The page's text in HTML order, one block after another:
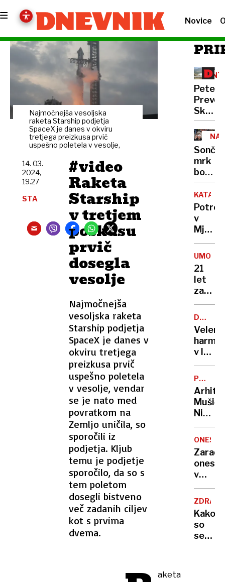
Novice
Najmočnejša vesoljska
raketa Starship podjetja
SpaceX je danes v okviru
tretjega preizkusa prvič
uspešno poletela v vesolje,
#video
Raketa
Starship
v tretjem
poskusu
prvič
dosegla
vesolje
Najmočnejša
vesoljska raketa
Starship podjetja
SpaceX je danes v
okviru tretjega
preizkusa prvič
uspešno poletela
v vesolje, vendar
se je nato med
povratkom na
Zemljo uničila, so
sporočili iz
podjetja. Kljub
temu je podjetje
sporočilo, da so s
tem poletom
dosegli bistveno
več zadanih ciljev
kot s prvima
dvema.
14. 03.
2024,
19.27
STA
aketa
Peter
Prevc:
policaji
niso
dela
mrk
bodo
ovirali
oblaki
Potres
v
že
več
kot
1000
žrtev
UMOR
21
let
Bančni
s
pasom
zadavil
ženo
v lov
na
nov
rekord
CENTER
Mušič:
Nikoli
nisem
da je
to v
moji
sploh
Zaradi
v
delu
voda
Kako
so
se